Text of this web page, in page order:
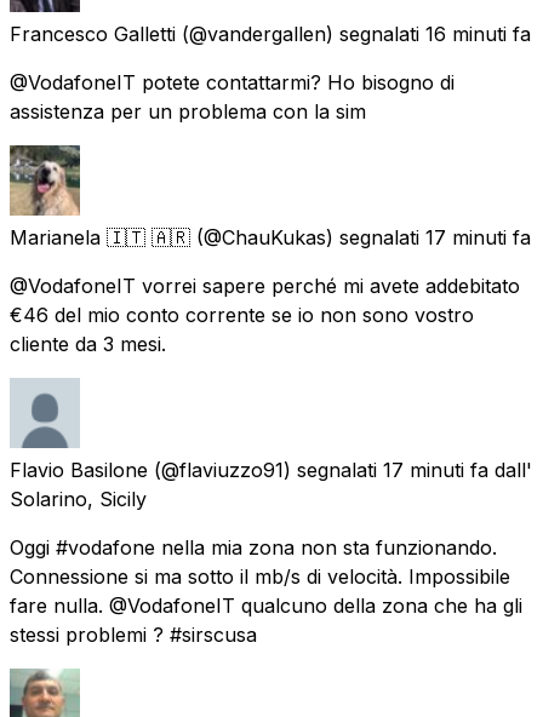
Francesco Galletti (@vandergallen) segnalati 16 minuti fa
@VodafoneIT potete contattarmi? Ho bisogno di
assistenza per un problema con la sim
Marianela 🇮🇹 🇦🇷 (@ChauKukas) segnalati 17 minuti fa
@VodafoneIT vorrei sapere perché mi avete addebitato
€46 del mio conto corrente se io non sono vostro
cliente da 3 mesi.
Flavio Basilone (@flaviuzzo91) segnalati 17 minuti fa dall'
Solarino, Sicily
Oggi #vodafone nella mia zona non sta funzionando.
Connessione si ma sotto il mb/s di velocità. Impossibile
fare nulla. @VodafoneIT qualcuno della zona che ha gli
stessi problemi ? #sirscusa